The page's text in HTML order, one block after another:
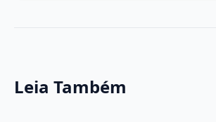
Leia Também